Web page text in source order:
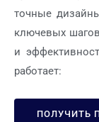
точные
ключевых
и
работает:
ПОЛУЧИТЬ